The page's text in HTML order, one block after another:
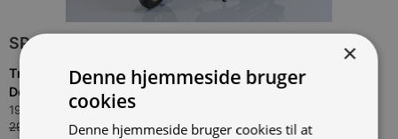
SPAR
Tromox MINO Premium 31 Modern Grey, 30 km/t.,
Demo/udstillingsmodel, kørt 0 km
19.000,00 kr. Inkl. moms.
29.000,00 kr. Vejl. inkl. moms.
×
Denne hjemmeside bruger
cookies
Denne hjemmeside bruger cookies til at